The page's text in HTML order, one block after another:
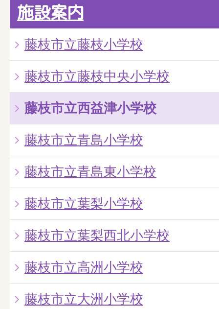
施設案内
藤枝市立藤枝小学校
藤枝市立藤枝中央小学校
藤枝市立西益津小学校
藤枝市立青島小学校
藤枝市立青島東小学校
藤枝市立葉梨小学校
藤枝市立葉梨西北小学校
藤枝市立高洲小学校
藤枝市立大洲小学校